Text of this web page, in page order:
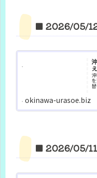
■ 2026/05/
okinawa-urasoe.biz
■ 2026/05/11